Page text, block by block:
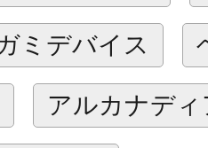
ス】
イスが2種類付
プリントを施す
がりになる他、
ミデバイス
アルカナディ